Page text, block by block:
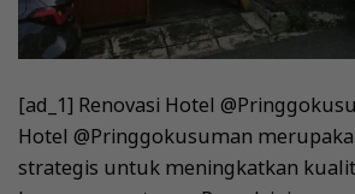
[ad_1] Renovasi Hotel
Hotel @Pringgokusuman
strategis untuk meningkatkan